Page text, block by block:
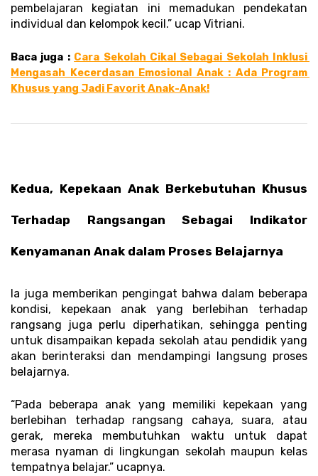
pembelajaran kegiatan ini memadukan pendekatan
individual dan kelompok kecil.” ucap Vitriani.
Baca juga : Cara Sekolah Cikal Sebagai Sekolah Inklusi
Mengasah Kecerdasan Emosional Anak : Ada Program
Khusus yang Jadi Favorit Anak-Anak!
Kedua, Kepekaan Anak Berkebutuhan Khusus
Terhadap Rangsangan Sebagai Indikator
Kenyamanan Anak dalam Proses Belajarnya
Ia juga memberikan pengingat bahwa dalam beberapa
kondisi, kepekaan anak yang berlebihan terhadap
rangsang juga perlu diperhatikan, sehingga penting
untuk disampaikan kepada sekolah atau pendidik yang
akan berinteraksi dan mendampingi langsung proses
belajarnya.
“Pada beberapa anak yang memiliki kepekaan yang
berlebihan terhadap rangsang cahaya, suara, atau
gerak, mereka membutuhkan waktu untuk dapat
merasa nyaman di lingkungan sekolah maupun kelas
tempatnya belajar.” ucapnya.